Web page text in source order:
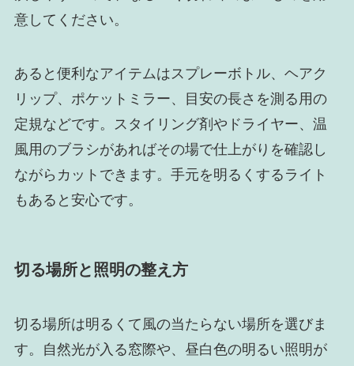
意してください。
あると便利なアイテムはスプレーボトル、ヘアク
リップ、ポケットミラー、目安の長さを測る用の
定規などです。スタイリング剤やドライヤー、温
風用のブラシがあればその場で仕上がりを確認し
ながらカットできます。手元を明るくするライト
もあると安心です。
切る場所と照明の整え方
切る場所は明るくて風の当たらない場所を選びま
す。自然光が入る窓際や、昼白色の明るい照明が